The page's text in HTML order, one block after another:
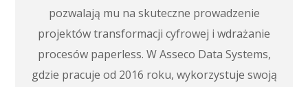
pozwalają mu na skuteczne prowadzenie
projektów transformacji cyfrowej i wdrażanie
procesów paperless. W Asseco Data Systems,
gdzie pracuje od 2016 roku, wykorzystuje swoją